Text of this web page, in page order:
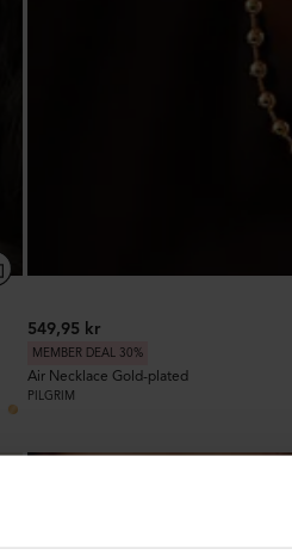
549,95 kr
MEMBER DEAL 30%
Air Necklace Gold-plated
PILGRIM